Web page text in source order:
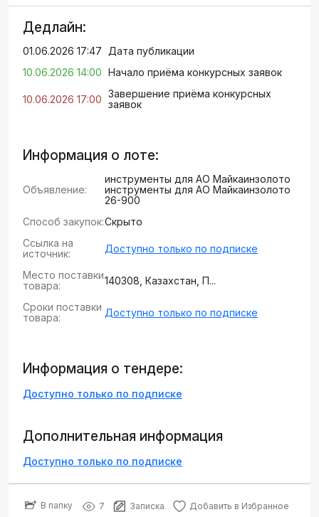
Дедлайн:
01.06.2026 17:47
Дата публикации
10.06.2026 14:00 Начало приёма конкурсных заявок
10.06.2026 17:00 Завершение приёма конкурсных
заявок
Информация о лоте:
Объявление:
инструменты для АО Майкаинзолото
инструменты для АО Майкаинзолото
26-900
Способ закупок:Скрыто
Ссылка на
источник:
Доступно только по подписке
Место поставки
товара:
140308, Казахстан, П...
Сроки поставки
товара:
Доступно только по подписке
Информация о тендере:
Доступно только по подписке
Дополнительная информация
Доступно только по подписке
В папку 7 Записка Добавить в Избранное